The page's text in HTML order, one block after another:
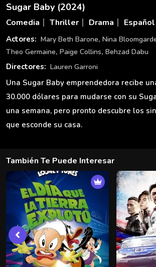
Sugar Baby (2024)
Comedia Thriller Drama Español
Actores: Mary Beth Barone, Nina
Theo Germaine, Paige Collins, Behzad Dabu
Directores: Lauren Garroni
Una Sugar Baby emprendedora recibe
30.000 dólares para mudarse con su
una semana, pero pronto descubre los
que esconde su casa.
También Te Puede Interesar